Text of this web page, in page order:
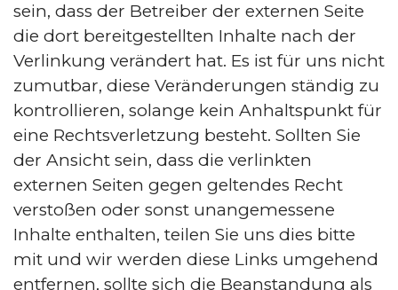
sein, dass der Betreiber der externen Seite
die dort bereitgestellten Inhalte nach der
Verlinkung verändert hat. Es ist für uns nicht
zumutbar, diese Veränderungen ständig zu
kontrollieren, solange kein Anhaltspunkt für
eine Rechtsverletzung besteht. Sollten Sie
der Ansicht sein, dass die verlinkten
externen Seiten gegen geltendes Recht
verstoßen oder sonst unangemessene
Inhalte enthalten, teilen Sie uns dies bitte
mit und wir werden diese Links umgehend
entfernen, sollte sich die Beanstandung als